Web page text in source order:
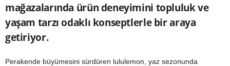
mağazalarında ürün deneyimini topluluk ve
yaşam tarzı odaklı konseptlerle bir araya
getiriyor.
Perakende büyümesini sürdüren lululemon, yaz sezonunda